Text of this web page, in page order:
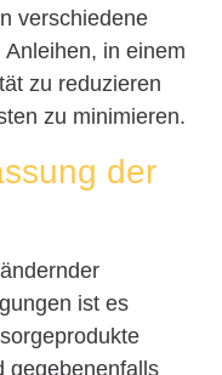
verschiedene
in einem
zu reduzieren
zu minimieren.
der
ist es
gegebenenfalls